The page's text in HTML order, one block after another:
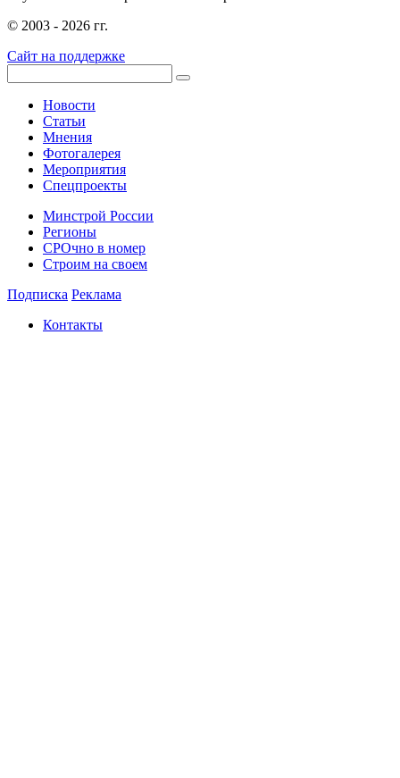
© 2003 - 2026 гг.
Сайт на поддержке
Новости
Статьи
Мнения
Фотогалерея
Мероприятия
Спецпроекты
Минстрой России
Регионы
СРОчно в номер
Строим на своем
Подписка Реклама
Контакты